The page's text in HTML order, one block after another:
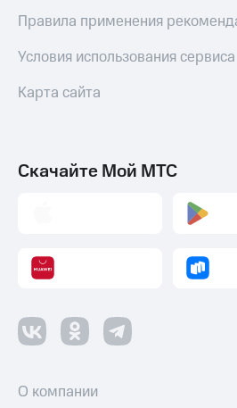
Правила применения
Условия использования сервиса
Карта сайта
Скачайте Мой МТС
О компании